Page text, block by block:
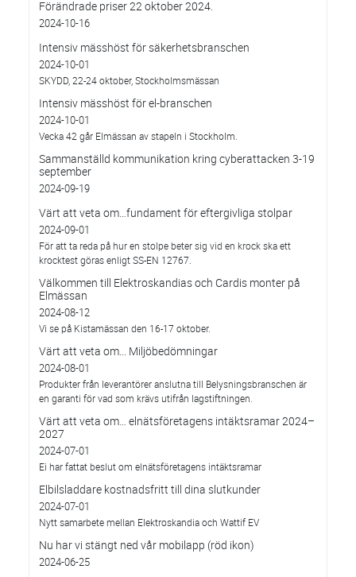
Förändrade priser 22 oktober 2024.
2024-10-16
Intensiv mässhöst för säkerhetsbranschen
2024-10-01
SKYDD, 22-24 oktober, Stockholmsmässan
Intensiv mässhöst för el-branschen
2024-10-01
Vecka 42 går Elmässan av stapeln i Stockholm.
Sammanställd kommunikation kring cyberattacken 3-19
september
2024-09-19
Värt att veta om…fundament för eftergivliga stolpar
2024-09-01
För att ta reda på hur en stolpe beter sig vid en krock ska ett
krocktest göras enligt SS-EN 12767.
Välkommen till Elektroskandias och Cardis monter på
Elmässan
2024-08-12
Vi se på Kistamässan den 16-17 oktober.
Värt att veta om... Miljöbedömningar
2024-08-01
Produkter från leverantörer anslutna till Belysningsbranschen är
en garanti för vad som krävs utifrån lagstiftningen.
Värt att veta om… elnätsföretagens intäktsramar 2024–
2027
2024-07-01
Ei har fattat beslut om elnätsföretagens intäktsramar
Elbilsladdare kostnadsfritt till dina slutkunder
2024-07-01
Nytt samarbete mellan Elektroskandia och Wattif EV
Nu har vi stängt ned vår mobilapp (röd ikon)
2024-06-25